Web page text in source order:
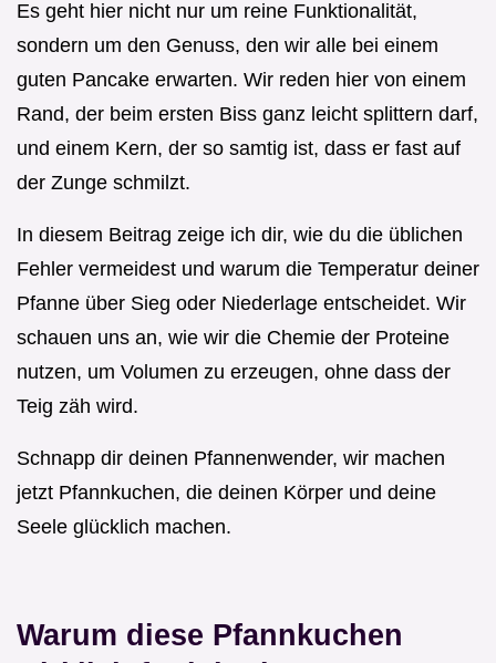
Es geht hier nicht nur um reine Funktionalität,
sondern um den Genuss, den wir alle bei einem
guten Pancake erwarten. Wir reden hier von einem
Rand, der beim ersten Biss ganz leicht splittern darf,
und einem Kern, der so samtig ist, dass er fast auf
der Zunge schmilzt.
In diesem Beitrag zeige ich dir, wie du die üblichen
Fehler vermeidest und warum die Temperatur deiner
Pfanne über Sieg oder Niederlage entscheidet. Wir
schauen uns an, wie wir die Chemie der Proteine
nutzen, um Volumen zu erzeugen, ohne dass der
Teig zäh wird.
Schnapp dir deinen Pfannenwender, wir machen
jetzt Pfannkuchen, die deinen Körper und deine
Seele glücklich machen.
Warum diese Pfannkuchen